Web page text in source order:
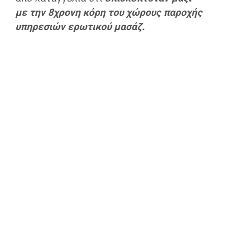
με την 8χρονη κόρη του χώρους παροχής
υπηρεσιών ερωτικού μασάζ.